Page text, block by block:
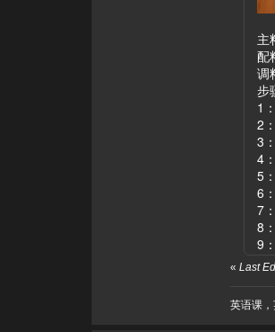
主
配
调
步
1
2
3
4
5
6
7
8
9
« Last
英语课